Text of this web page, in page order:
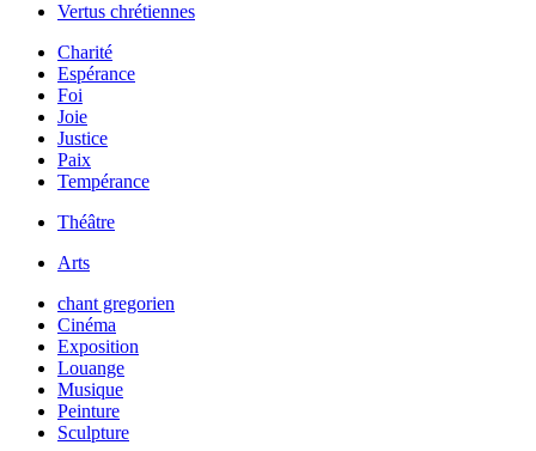
Vertus chrétiennes
Charité
Espérance
Foi
Joie
Justice
Paix
Tempérance
Théâtre
Arts
chant gregorien
Cinéma
Exposition
Louange
Musique
Peinture
Sculpture